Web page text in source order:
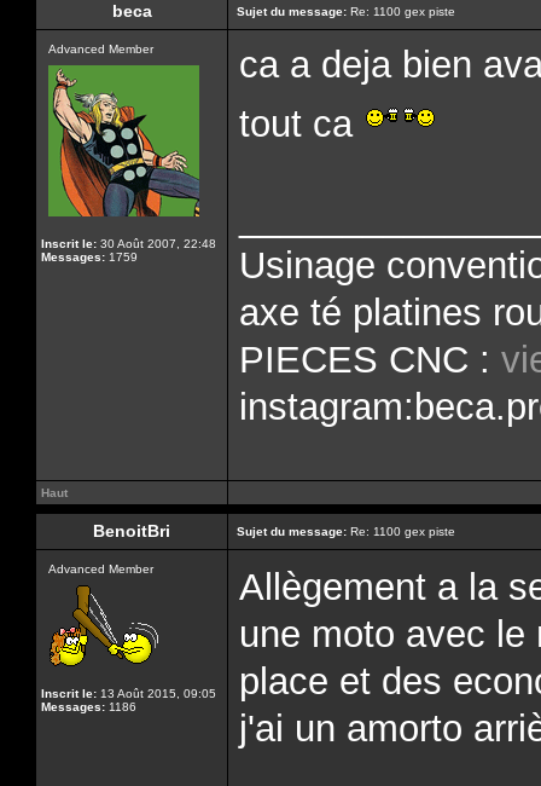
beca Sujet du message: Re: 1100 gex piste
Advanced Member
Inscrit le: 30 Août 2007, 22:48
Messages: 1759
ca a deja bien
tout ca
Usinage
axe té platines
PIECES CNC :
Haut
BenoitBri Sujet du message: Re: 1100 gex piste
Advanced Member
Inscrit le: 13 Août 2015, 09:05
Messages: 1186
Allègement a la
une moto avec
place et des
j'ai un amorto